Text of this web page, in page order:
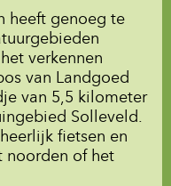
heeft genoeg te
verkennen
van Landgoed
van 5,5 kilometer
Solleveld.
fietsen en
noorden of het